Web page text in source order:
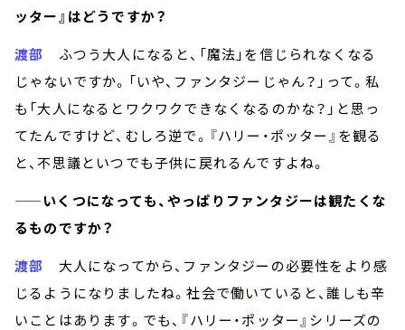
ッター』はどうですか？
渡部
ふつう大人になると、「魔法」を信じられなくなる
じゃないですか。「いや、ファンタジーじゃん？」って。私
も「大人になるとワクワクできなくなるのかな？」と思っ
てたんですけど、むしろ逆で。『ハリー・ポッター』を観る
と、不思議といつでも子供に戻れるんですよね。
——いくつになっても、やっぱりファンタジーは観たくな
るものですか？
渡部
大人になってから、ファンタジーの必要性をより感
じるようになりましたね。社会で働いていると、誰しも辛
いことはあります。でも、『ハリー・ポッター』シリーズの